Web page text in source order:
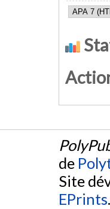
de
Site
EPrints.